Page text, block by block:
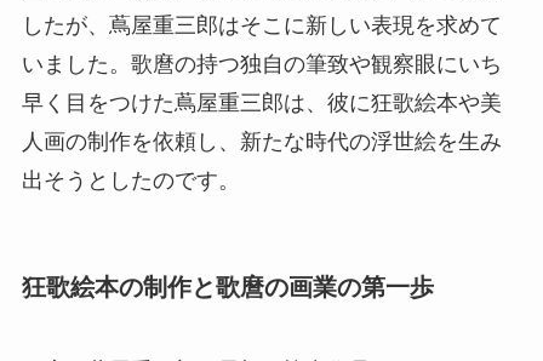
したが、蔦屋重三郎はそこに新しい表現を求めて
いました。歌麿の持つ独自の筆致や観察眼にいち
早く目をつけた蔦屋重三郎は、彼に狂歌絵本や美
人画の制作を依頼し、新たな時代の浮世絵を生み
出そうとしたのです。
狂歌絵本の制作と歌麿の画業の第一歩